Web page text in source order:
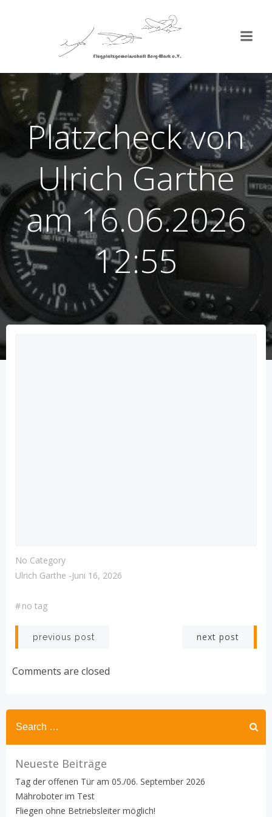
Inhalt
springen
Platzcheck von
Ulrich Garthe
am 16.06.2026
12:55
No Category
Ulrich Garthe -Juni 16, 2026
#no tag
Post
navigation
previous post next post
Comments are closed
Search
for:
Neueste Beiträge
Tag der offenen Tür am 05./06. September 2026
Mähroboter im Test
Fliegen ohne Betriebsleiter möglich!